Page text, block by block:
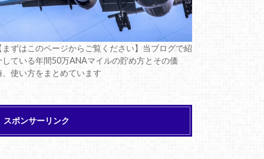
まずはこのページからご覧ください】当ブログで紹
している年間50万ANAマイルの貯め方とその価
、使い方をまとめています
スポンサーリンク